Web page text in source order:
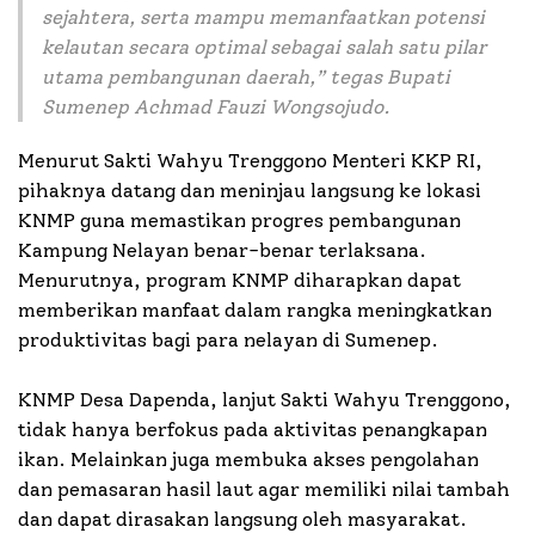
sejahtera, serta mampu memanfaatkan potensi
kelautan secara optimal sebagai salah satu pilar
utama pembangunan daerah,” tegas Bupati
Sumenep Achmad Fauzi Wongsojudo.
Menurut Sakti Wahyu Trenggono Menteri KKP RI,
pihaknya datang dan meninjau langsung ke lokasi
KNMP guna memastikan progres pembangunan
Kampung Nelayan benar-benar terlaksana.
Menurutnya, program KNMP diharapkan dapat
memberikan manfaat dalam rangka meningkatkan
produktivitas bagi para nelayan di Sumenep.
KNMP Desa Dapenda, lanjut Sakti Wahyu Trenggono,
tidak hanya berfokus pada aktivitas penangkapan
ikan. Melainkan juga membuka akses pengolahan
dan pemasaran hasil laut agar memiliki nilai tambah
dan dapat dirasakan langsung oleh masyarakat.